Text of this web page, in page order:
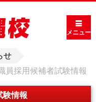
メニュー
せ
員採用候補者試験情報
験情報